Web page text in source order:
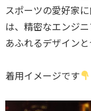
スポーツの愛好家
は、精密なエンジ
あふれるデザイン
着用イメージです